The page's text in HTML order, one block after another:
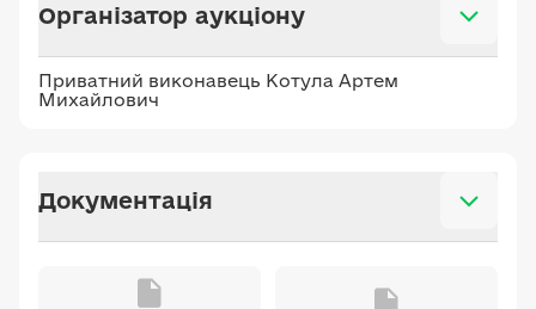
Організатор аукціону
Приватний виконавець Котула Артем
Михайлович
Документація